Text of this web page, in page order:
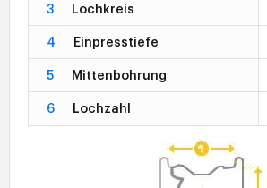
3 Lochkreis
4 Einpresstiefe
5 Mittenbohrung
6 Lochzahl